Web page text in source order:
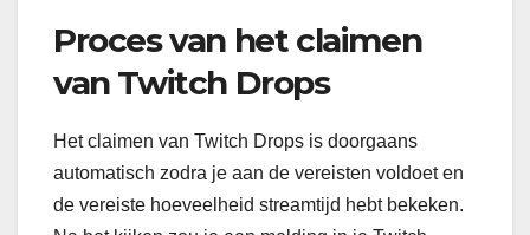
Proces van het claimen
van Twitch Drops
Het claimen van Twitch Drops is doorgaans
automatisch zodra je aan de vereisten voldoet en
de vereiste hoeveelheid streamtijd hebt bekeken.